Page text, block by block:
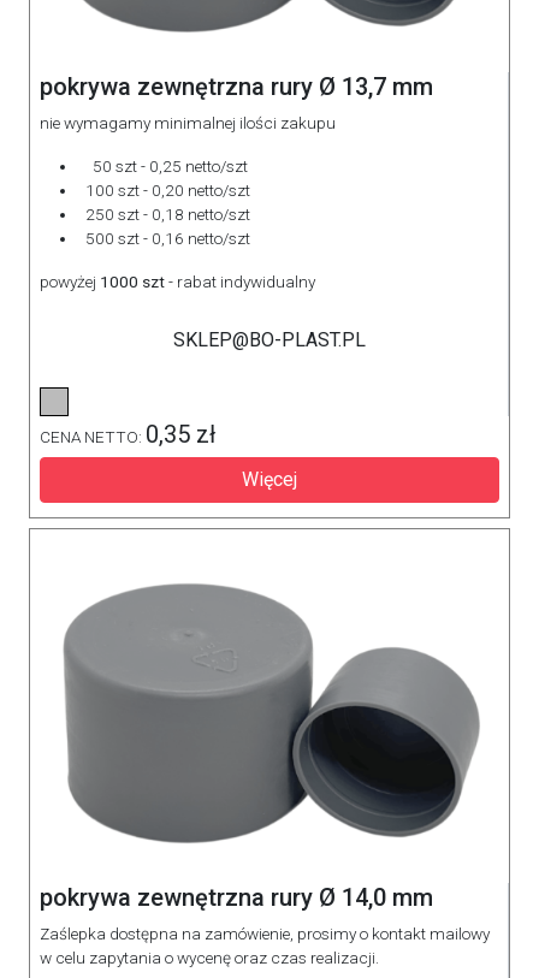
pokrywa zewnętrzna rury Ø 13,7 mm
nie wymagamy minimalnej ilości zakupu
50 szt - 0,25 netto/szt
100 szt - 0,20 netto/szt
250 szt - 0,18 netto/szt
500 szt - 0,16 netto/szt
powyżej 1000 szt- rabat indywidualny
SKLEP@BO-PLAST.PL
CENA NETTO: 0,35 zł
Więcej
pokrywa zewnętrzna rury Ø 14,0 mm
Zaślepka dostępna na zamówienie, prosimy o kontakt mailowy
w celu zapytania o wycenę oraz czas realizacji.